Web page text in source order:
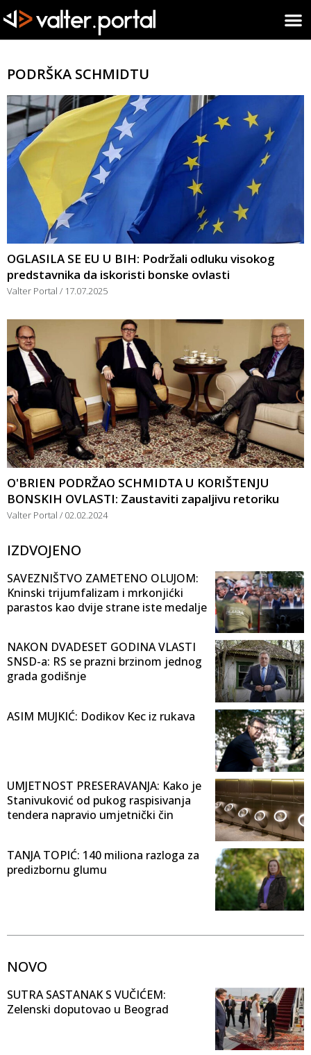
PODRŠKA SCHMIDTU
OGLASILA SE EU U BIH: Podržali odluku visokog
predstavnika da iskoristi bonske ovlasti
Valter Portal 17.07.2025
O'BRIEN PODRŽAO SCHMIDTA U KORIŠTENJU
BONSKIH OVLASTI: Zaustaviti zapaljivu retoriku
Valter Portal 02.02.2024
IZDVOJENO
SAVEZNIŠTVO ZAMETENO OLUJOM:
Kninski trijumfalizam i mrkonjićki
parastos kao dvije strane iste medalje
NAKON DVADESET GODINA VLASTI
SNSD-a: RS se prazni brzinom jednog
grada godišnje
ASIM MUJKIĆ: Dodikov Kec iz rukava
UMJETNOST PRESERAVANJA: Kako je
Stanivuković od pukog raspisivanja
tendera napravio umjetnički čin
TANJA TOPIĆ: 140 miliona razloga za
predizbornu glumu
NOVO
SUTRA SASTANAK S VUČIĆEM:
Zelenski doputovao u Beograd